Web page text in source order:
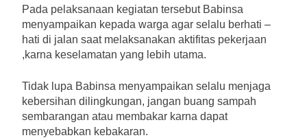
Pada pelaksanaan kegiatan tersebut Babinsa
menyampaikan kepada warga agar selalu berhati –
hati di jalan saat melaksanakan aktifitas pekerjaan
,karna keselamatan yang lebih utama.
Tidak lupa Babinsa menyampaikan selalu menjaga
kebersihan dilingkungan, jangan buang sampah
sembarangan atau membakar karna dapat
menyebabkan kebakaran.